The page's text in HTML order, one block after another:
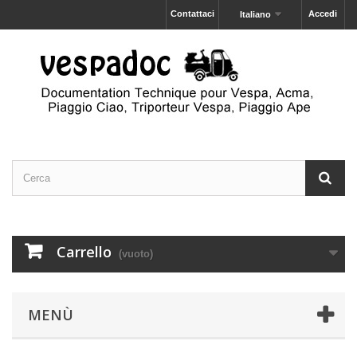
Accedi
Italiano
Contattaci
Carrello (vuoto)
MENÙ